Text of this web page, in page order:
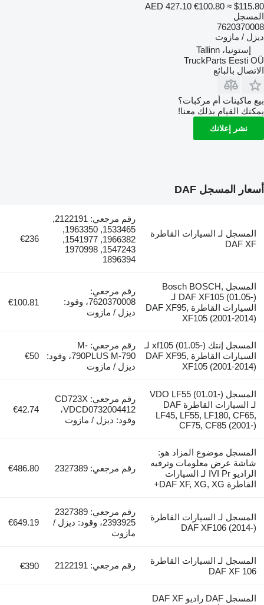
AED 427.10 €100.80 ≈ $115.80
المسجل
7620370008
ديزل / مازوت
إستونيا، Tallinn
TruckParts Eesti OÜ
الاتصال بالبائع
بيع ماكينات أم مركبات؟
يمكنك القيام بذلك معنا!
نشر إعلانك
أسعار المسجل DAF
المسجل لـ السيارات القاطرة
DAF XF
رقم مرجعي: 2122191,
1533465, 1963350,
1966382, 1541977,
1547243, 1970998
1896394
€236
المسجل Bosch BOSCH,
DAF XF105 (01.05-) لـ
السيارات القاطرة DAF XF95,
XF105 (2001-2014)
رقم مرجعي:
7620370008، وقود:
ديزل / مازوت
€100.81
المسجل إنتك xf105 (01.05-) لـ
السيارات القاطرة DAF XF95,
XF105 (2001-2014)
رقم مرجعي: M-
790PLUS M-790، وقود:
ديزل / مازوت
€50
المسجل VDO LF55 (01.01-)
لـ السيارات القاطرة DAF
LF45, LF55, LF180, CF65,
CF75, CF85 (2001-)
رقم مرجعي: CD723X
VDCD0732004412،
وقود: ديزل / مازوت
€42.74
المسجل موضوع المزاد هو:
شاشة عرض معلومات وترفيه
الراديو IVI Pr لـ السيارات
القاطرة DAF XF, XG, XG+
رقم مرجعي: 2327389 €486.80
المسجل لـ السيارات القاطرة
DAF XF106 (2014-)
رقم مرجعي: 2327389
2393925، وقود: ديزل /
مازوت
€649.19
المسجل لـ السيارات القاطرة
DAF XF 106
رقم مرجعي: 2122191 €390
المسجل DAF راديو DAF XF